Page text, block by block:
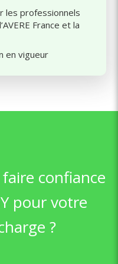
les professionnels
France et la
en vigueur
confiance
pour votre
?